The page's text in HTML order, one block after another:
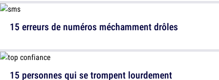
15 erreurs de numéros méchamment drôles
15 personnes qui se trompent lourdement